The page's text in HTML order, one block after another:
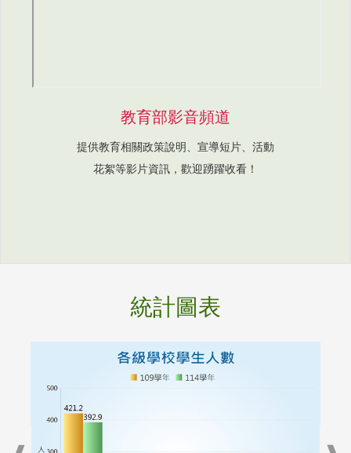
教育部影音頻道
提供教育相關政策說明、宣導短片、活動
花絮等影片資訊，歡迎踴躍收看！
統計圖表